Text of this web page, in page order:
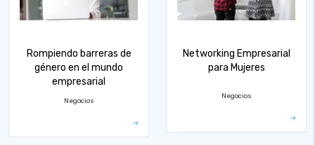
Rompiendo barreras de
género en el mundo
empresarial
Negocios
Networking Empresarial
para Mujeres
Negocios